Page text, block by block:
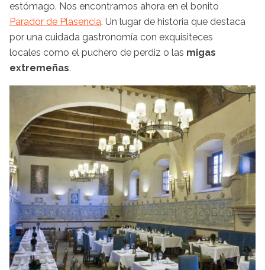
estómago. Nos encontramos ahora en el bonito
Parador de Plasencia. Un lugar de historia que destaca
por una cuidada gastronomía con exquisiteces
locales como el puchero de perdiz o las migas
extremeñas.